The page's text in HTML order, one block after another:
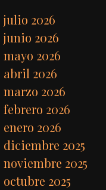
julio 2026
junio 2026
mayo 2026
abril 2026
marzo 2026
febrero 2026
enero 2026
diciembre 2025
noviembre 2025
octubre 2025